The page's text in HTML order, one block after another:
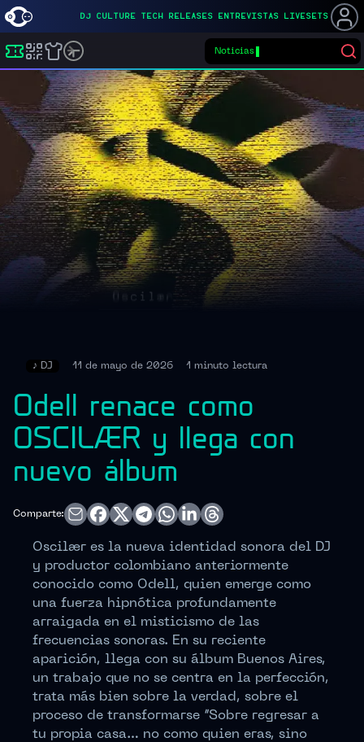
DJ CULTURE TECH RELEASES ENTREVISTAS LIVESETS
Noticias
Buscar eventos
♪ DJ 11 de mayo de 2026 1 minuto lectura
Odell renace como
OSCILÆR y llega con
nuevo álbum
Comparte:
Oscilær es la nueva identidad sonora del DJ
y productor colombiano anteriormente
conocido como Odell, quien emerge como
una fuerza hipnótica profundamente
arraigada en el misticismo de las
frecuencias sonoras. En su reciente
aparición, llega con su álbum Buenos Aires,
un trabajo que no se centra en la perfección,
trata más bien sobre la verdad, sobre el
proceso de transformarse “Sobre regresar a
tu propia casa… no como quien eras, sino